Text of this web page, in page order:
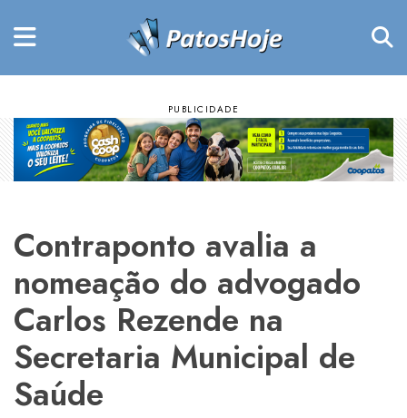
Contraponto avalia a
nomeação do advogado
Carlos Rezende na
Secretaria Municipal de
Saúde